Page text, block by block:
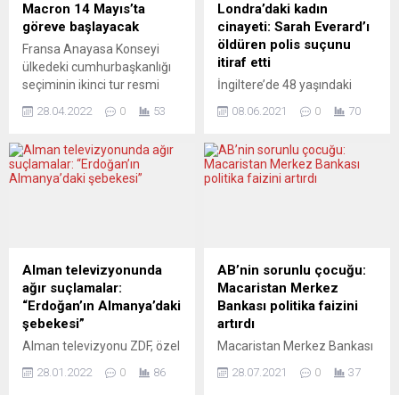
Macron 14 Mayıs’ta
göreve başlayacak
Fransa Anayasa Konseyi
ülkedeki cumhurbaşkanlığı
seçiminin ikinci tur resmi
Anayasa Konseyinden
Fransa Cumhurbaşkanı
Emmanuel Macron yüzde
ülkenin cumhurbaşkanı oldu.
Macron’un yeni görev
dönemi 14 Mayıs’ta
başlayacak. Toplam 48...
28.04.2022 0 53
Londra’daki kadın
cinayeti: Sarah Everard’ı
öldüren polis suçunu
itiraf etti
İngiltere’de 48 yaşındaki
Couzens, Sarah Everard’ı
itirafında bulundu. Başkent
Londra’da 3 Mart akşamı
memuru Couzens, Old
Bailey Mahkemesinde,
adam kaçırma ve tecavüz
suçlamalarını kabul etti.
ölümünün...
08.06.2021 0 70
Alman televizyonunda
ağır suçlamalar:
“Erdoğan’ın Almanya’daki
şebekesi”
Alman televizyonu ZDF, özel
“Erdoğans Schattenreich.
28.01.2022 0 86
AB’nin sorunlu çocuğu:
Macaristan Merkez
Bankası politika faizini
artırdı
Macaristan Merkez Bankası
puan artırma kararı aldı.
28.07.2021 0 37